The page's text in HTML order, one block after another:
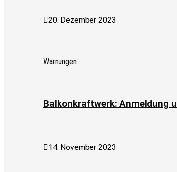
20. Dezember 2023
Warnungen
Balkonkraftwerk: Anmeldung
14. November 2023